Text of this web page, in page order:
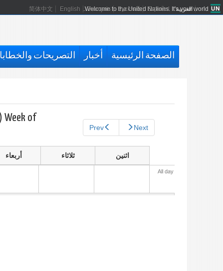
Welcome to the United Nations. It's your world.
العربية 简体中文 English Français Русский Español
الصفحة الرئيسية أخبار التصريحات
الأساسية
Prev Next
Week of (آب (اغسطس 3, 2026
اثنين ثلاثاء أربعاء
All day